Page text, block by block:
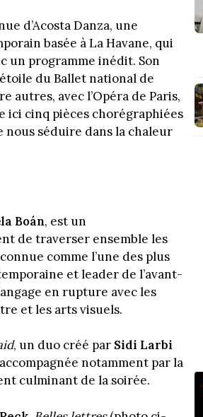
d’Acosta Danza, une
basée à La Havane, qui
un programme inédit. Son
du Ballet national de
autres, avec l’Opéra de Paris,
ici cinq pièces chorégraphiées
séduire dans la chaleur
Boán, est un
de traverser ensemble les
comme l’une des plus
et leader de l’avant-
en rupture avec les
et les arts visuels.
, un duo créé par Sidi Larbi
notamment par la
culminant de la soirée.